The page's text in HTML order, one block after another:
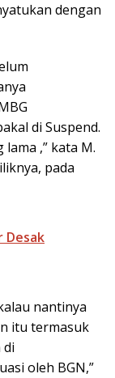
dengan
di Suspend.
lama ,” kata M.
pada
Desak
nantinya
itu termasuk
di
oleh BGN,”